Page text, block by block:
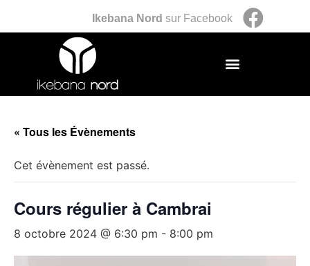
Ikebana Nord sur Facebook
« Tous les Évènements
Cet évènement est passé.
Cours régulier à Cambrai
8 octobre 2024 @ 6:30 pm - 8:00 pm